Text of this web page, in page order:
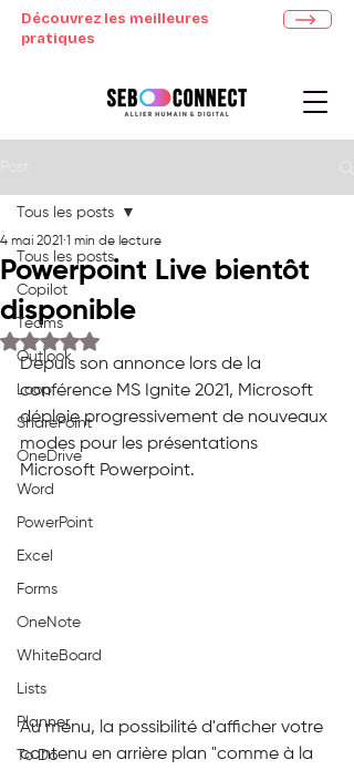
Découvrez les meilleures
pratiques
Tous les posts
Copilot
Teams
Outlook
Loop
SharePoint
OneDrive
Word
PowerPoint
Excel
Forms
OneNote
WhiteBoard
Lists
Planner
To Do
Tous les posts
Powerpoint Live bientôt
disponible
4 mai 2021 1 min de lecture
Noté NaN étoiles sur 5.
Depuis son annonce lors de la
conférence MS Ignite 2021, Microsoft
déploie progressivement de nouveaux
modes pour les présentations
Microsoft Powerpoint.
Au menu, la possibilité d'afficher votre
contenu en arrière plan "comme à la